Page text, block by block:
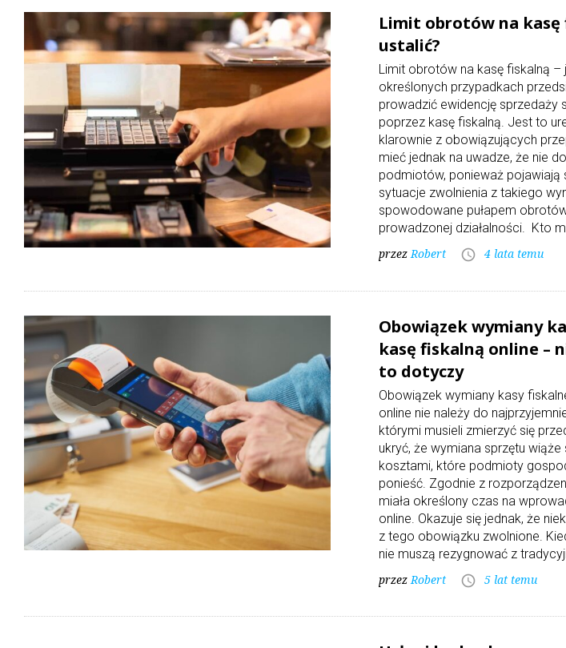
Limit obrotów na kasę
ustalić?
Limit obrotów na kasę fiskalną –
określonych przypadkach
prowadzić ewidencję sprzedaży
poprzez kasę fiskalną. Jest to
klarownie z obowiązujących
mieć jednak na uwadze, że nie
podmiotów, ponieważ pojawiają
sytuacje zwolnienia z takiego
spowodowane pułapem
prowadzonej działalności. Kto
przezRobert access_time 4 lata temu
Obowiązek wymiany
kasę fiskalną online –
to dotyczy
Obowiązek wymiany kasy
online nie należy do
którymi musieli zmierzyć się
ukryć, że wymiana sprzętu
kosztami, które podmioty
ponieść. Zgodnie z
miała określony czas na
online. Okazuje się jednak, że
z tego obowiązku zwolnione.
nie muszą rezygnować z
przez Robert access_time 5 lat temu